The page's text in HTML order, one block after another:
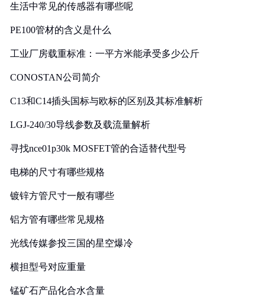
生活中常见的传感器有哪些呢
PE100管材的含义是什么
工业厂房载重标准：一平方米能承受多少公斤
CONOSTAN公司简介
C13和C14插头国标与欧标的区别及其标准解析
LGJ-240/30导线参数及载流量解析
寻找nce01p30k MOSFET管的合适替代型号
电梯的尺寸有哪些规格
镀锌方管尺寸一般有哪些
铝方管有哪些常见规格
光线传媒参投三国的星空爆冷
横担型号对应重量
锰矿石产品化合水含量